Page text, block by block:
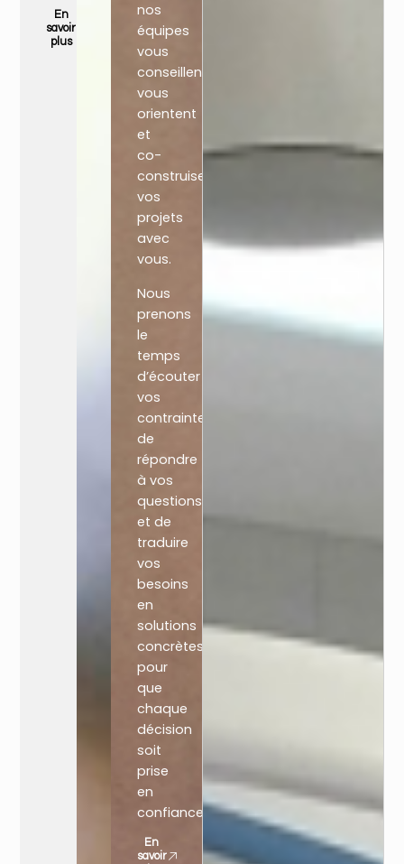
En
savoir
plus
nos
équipes
vous
conseillent,
vous
orientent
et
co-
construisent
vos
projets
avec
vous.
Nous
prenons
le
temps
d’écouter
vos
contraintes,
de
répondre
à vos
questions
et de
traduire
vos
besoins
en
solutions
concrètes,
pour
que
chaque
décision
soit
prise
en
confiance.
En
savoir